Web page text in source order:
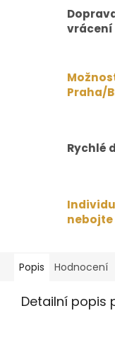
vrácení
Praha/
Rychlé
nebojte
Popis Hodnocení
Detailní popis